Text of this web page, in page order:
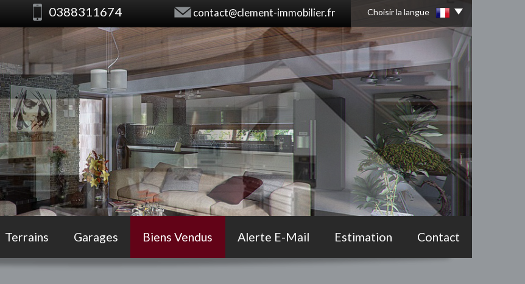
0388311674 contact@clement-immobilier.fr Choisir la langue
Terrains Garages Biens Vendus Alerte E-Mail Estimation Contact